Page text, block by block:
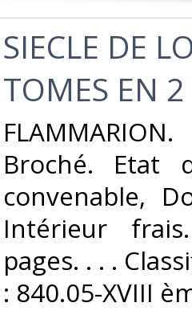
‎SIECLE DE
TOMES EN
Broché. Etat
convenable,
Intérieur
pages. . . .
: 840.05-XVIII